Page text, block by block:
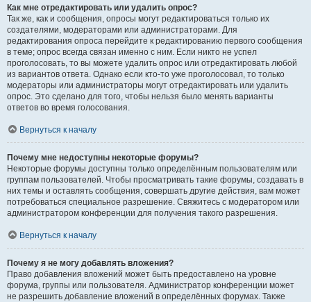
Как мне отредактировать или удалить опрос?
Так же, как и сообщения, опросы могут редактироваться только их
создателями, модераторами или администраторами. Для
редактирования опроса перейдите к редактированию первого сообщения
в теме; опрос всегда связан именно с ним. Если никто не успел
проголосовать, то вы можете удалить опрос или отредактировать любой
из вариантов ответа. Однако если кто-то уже проголосовал, то только
модераторы или администраторы могут отредактировать или удалить
опрос. Это сделано для того, чтобы нельзя было менять варианты
ответов во время голосования.
Вернуться к началу
Почему мне недоступны некоторые форумы?
Некоторые форумы доступны только определённым пользователям или
группам пользователей. Чтобы просматривать такие форумы, создавать в
них темы и оставлять сообщения, совершать другие действия, вам может
потребоваться специальное разрешение. Свяжитесь с модератором или
администратором конференции для получения такого разрешения.
Вернуться к началу
Почему я не могу добавлять вложения?
Право добавления вложений может быть предоставлено на уровне
форума, группы или пользователя. Администратор конференции может
не разрешить добавление вложений в определённых форумах. Также